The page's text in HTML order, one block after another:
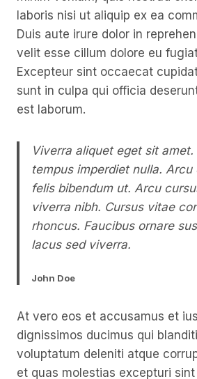
laboris nisi ut aliquip ex ea
Duis aute irure dolor in
velit esse cillum dolore eu
Excepteur sint occaecat
sunt in culpa qui officia
est laborum.
Viverra aliquet eget sit
tempus imperdiet nulla.
felis bibendum ut. Arcu
viverra nibh. Cursus vitae
rhoncus. Faucibus ornare
lacus sed viverra.
John Doe
At vero eos et accusamus et
dignissimos ducimus qui
voluptatum deleniti atque
et quas molestias excepturi